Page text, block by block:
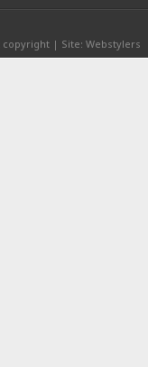
copyright | Site: Webstylers